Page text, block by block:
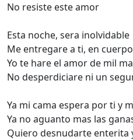
No resiste este amor
Esta noche, sera inolvidable
Me entregare a ti, en
Yo te hare el amor de mil
No desperdiciare ni un
Ya mi cama espera por ti y
Ya no aguanto mas las
Quiero desnudarte